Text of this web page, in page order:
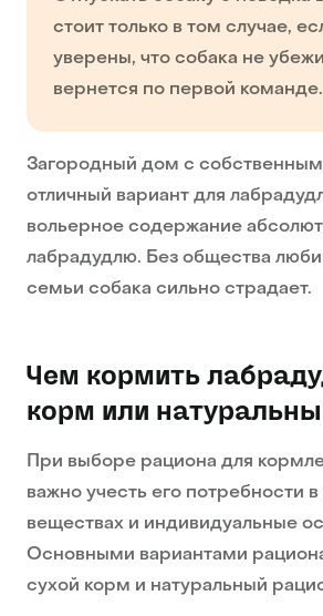
стоит только в том случае,
уверены, что собака не
вернется по первой команде.
Загородный дом с
отличный вариант для
вольерное содержание
лабрадудлю. Без общества
семьи собака сильно страдает.
Чем кормить
корм или
При выборе рациона для
важно учесть его потребности
веществах и индивидуальные
Основными вариантами
сухой корм и натуральный